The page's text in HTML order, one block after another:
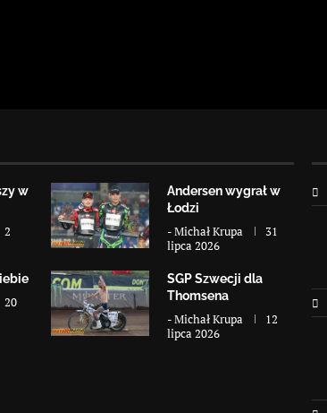
w
2
Andersen wygrał w
Łodzi
-Michał Krupa
31
lipca 2026
20
SGP Szwecji dla
Thomsena
-Michał Krupa
12
lipca 2026